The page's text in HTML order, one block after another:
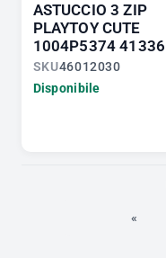
ASTUCCIO 3 ZIP
PLAYTOY CUTE
1004P5374 41336
SKU46012030
Disponibile
«